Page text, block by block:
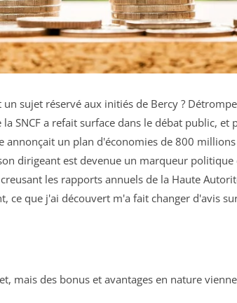
un sujet réservé aux initiés de Bercy ?
SNCF a refait surface dans le débat public, et
annonçait un plan d'économies de 800 millions
dirigeant est devenue un marqueur politique
les rapports annuels de la Haute
ce que j'ai découvert m'a fait changer d'avis
mais des bonus et avantages en nature